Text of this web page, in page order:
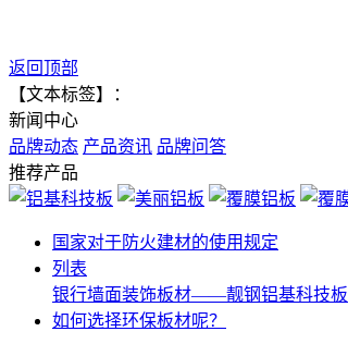
返回顶部
【文本标签】：
新闻中心
品牌动态 产品资讯 品牌问答
推荐产品
国家对于防火建材的使用规定
列表
银行墙面装饰板材——靓钢铝基科技板
如何选择环保板材呢？